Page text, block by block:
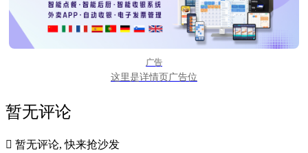
广告
这里是详情页广告位
暂无评论
 暂无评论, 快来抢沙发